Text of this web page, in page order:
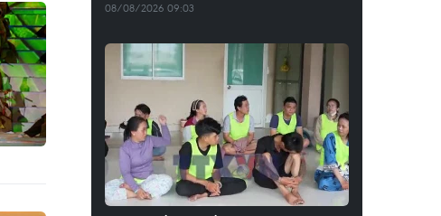
08/08/2026 09:03